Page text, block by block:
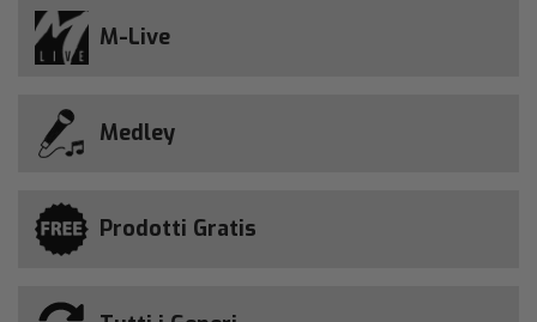
M-Live
Medley
Prodotti Gratis